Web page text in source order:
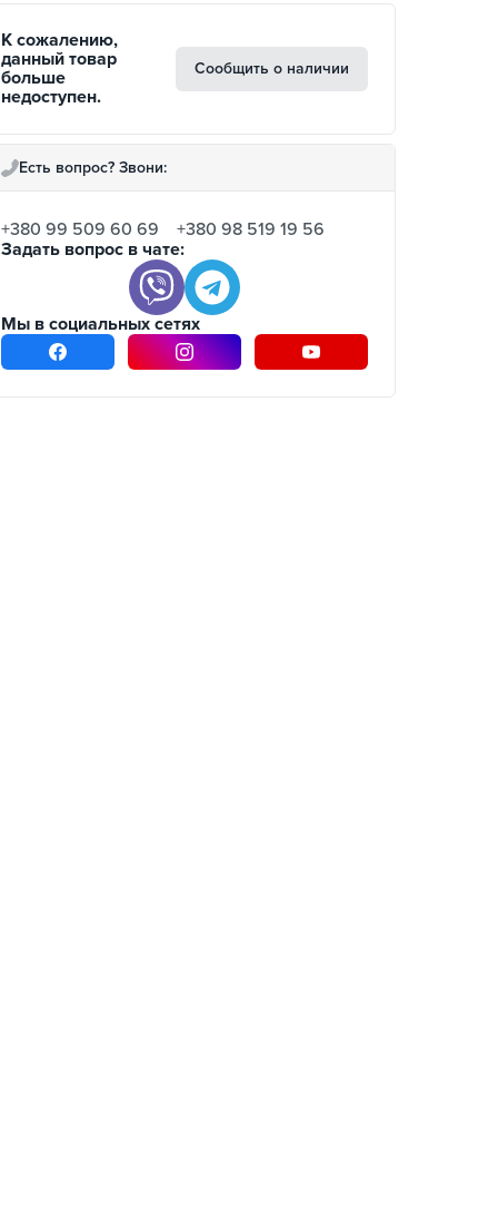
К сожалению,
данный товар
больше
недоступен.
Сообщить о наличии
Есть вопрос? Звони:
+380 99 509 60 69
+380 98 519 19 56
Задать вопрос в чате:
Мы в социальных сетях